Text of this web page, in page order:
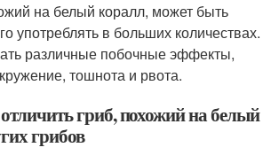
на белый коралл, может быть
употреблять в больших количествах.
различные побочные эффекты,
тошнота и рвота.
гриб, похожий на белый
грибов